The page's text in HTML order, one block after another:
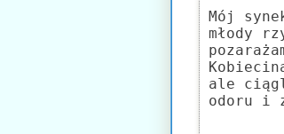
Mój
młody
ale
odoru i